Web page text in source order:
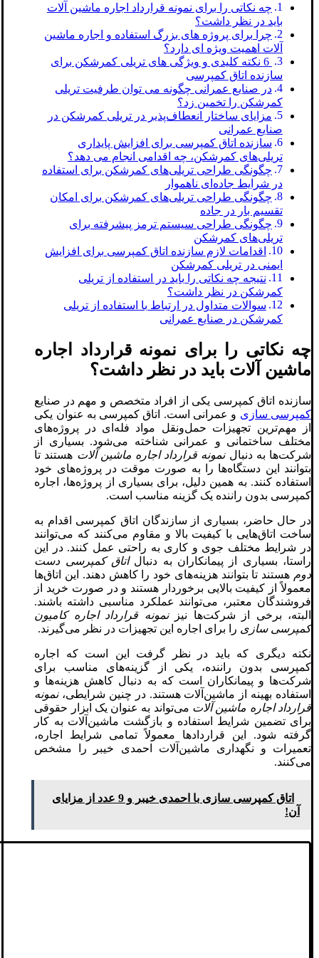
چه نکاتی را برای نمونه قرارداد اجاره ماشین آلات
باید در نظر داشت؟
چرا برای پروژه های بزرگ استفاده و اجاره ماشین
آلات اهمیت ویژه ای دارد؟
6 نکته کلیدی و ویژگی های تریلی کمرشکن برای
سازنده اتاق کمپرسی
در صنایع عمرانی چگونه می توان طرفیت تریلی
کمرشکن را تخمین زد؟
مزایای ساختار انعطاف‌پذیر در تریلی کمرشکن در
صنایع عمرانی
سازنده اتاق کمپرسی برای افزایش پایداری
تریلی‌های کمرشکن، چه اقدامی انجام می دهد؟
چگونگی طراحی تریلی‌های کمرشکن برای استفاده
در شرایط جاده‌ای ناهموار
چگونگی طراحی تریلی‌های کمرشکن برای امکان
تقسیم بار در جاده
چگونگی طراحی سیستم ترمز پیشرفته برای
تریلی‌های کمرشکن
اقدامات لازم سازنده اتاق کمپرسی برای افزایش
ایمنی در تریلی کمرشکن
نتیجه چه نکاتی را باید در استفاده از تریلی
کمرشکن در نظر داشت؟
سوالات متداول در ارتباط با استفاده از تریلی
کمرشکن در صنایع عمرانی
چه نکاتی را برای نمونه قرارداد اجاره
ماشین آلات باید در نظر داشت؟
سازنده اتاق کمپرسی یکی از افراد متخصص و مهم در صنایع
کمپرسی سازی و عمرانی است. اتاق کمپرسی به عنوان یکی
از مهم‌ترین تجهیزات حمل‌ونقل مواد فله‌ای در پروژه‌های
مختلف ساختمانی و عمرانی شناخته می‌شود. بسیاری از
شرکت‌ها به دنبالنمونه قرارداد اجاره ماشین آلات هستند تا
بتوانند این دستگاه‌ها را به صورت موقت در پروژه‌های خود
استفاده کنند. به همین دلیل، برای بسیاری از پروژه‌ها، اجاره
کمپرسی بدون راننده یک گزینه مناسب است.
در حال حاضر، بسیاری از سازندگان اتاق کمپرسی اقدام به
ساخت اتاق‌هایی با کیفیت بالا و مقاوم می‌کنند که می‌توانند
در شرایط مختلف جوی و کاری به راحتی عمل کنند. در این
راستا، بسیاری از پیمانکاران به دنبالاتاق کمپرسی دست
دوم هستند تا بتوانند هزینه‌های خود را کاهش دهند. این اتاق‌ها
معمولاً از کیفیت بالایی برخوردار هستند و در صورت خرید از
فروشندگان معتبر، می‌توانند عملکرد مناسبی داشته باشند.
البته، برخی از شرکت‌ها نیزنمونه قرارداد اجاره کامیون
کمپرسی سازی را برای اجاره این تجهیزات در نظر می‌گیرند.
نکته دیگری که باید در نظر گرفت این است که اجاره
کمپرسی بدون راننده، یکی از گزینه‌های مناسب برای
شرکت‌ها و پیمانکاران است که به دنبال کاهش هزینه‌ها و
استفاده بهینه از ماشین‌آلات هستند. در چنین شرایطی،نمونه
قرارداد اجاره ماشین آلات می‌تواند به عنوان یک ابزار حقوقی
برای تضمین شرایط استفاده و بازگشت ماشین‌آلات به کار
گرفته شود. این قراردادها معمولاً تمامی شرایط اجاره،
تعمیرات و نگهداری ماشین‌آلات احمدی خیبر را مشخص
می‌کنند.
اتاق کمپرسی سازی با احمدی خیبر و 9 عدد از مزایای
آن!